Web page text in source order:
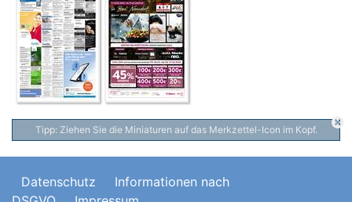
Tipp: Ziehen Sie die Miniaturen auf das Merkzettel-Icon im Kopf.
Datenschutz
Informationen nach